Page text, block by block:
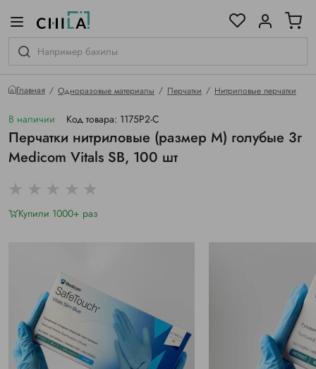
Главная Одноразовые материалы Перчатки Нитриловые перчатки
В наличии Код товара: 1175P2-C
Перчатки нитриловые (размер M) голубые 3г
Medicom Vitals SB, 100 шт
Купили 1000+ раз
гамме